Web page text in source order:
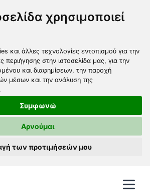
χρησιμοποιεί
και άλλες τεχνολογίες εντοπισμού για την
περιήγησης στην ιστοσελίδα μας, για την
και διαφημίσεων, την παροχή
μέσων και την ανάλυση της
Συμφωνώ
Αρνούμαι
των προτιμήσεών μου